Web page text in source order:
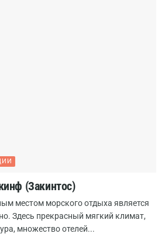
(Закинтос)
местом морского отдыха является
Здесь прекрасный мягкий климат,
множество отелей...